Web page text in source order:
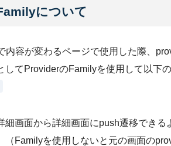
について
内容が変わるページで使用した際、
てProviderのFamilyを使用して以下の
細画面から詳細画面にpush遷移できる
（Familyを使用しないと元の画面の